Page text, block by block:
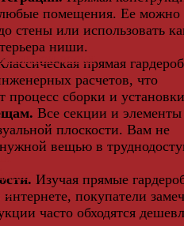
любые помещения. Ее можно
стены или использовать
ниши.
прямая
расчетов, что
процесс сборки и
Все секции и элементы
плоскости. Вам не
нужной вещью в
Изучая прямые
покупатели
часто обходятся
доски